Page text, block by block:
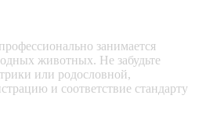
занимается
животных. Не забудьте
или родословной,
и соответствие стандарту